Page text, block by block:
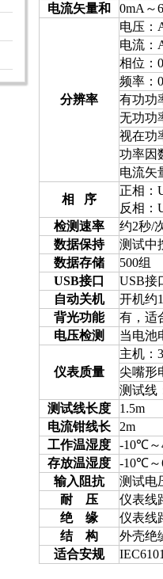
电流矢量和
0mA～
分辨率
电压：
电流：
相位：
频率：
有功功
无功功
视在功
功率因
电流矢
相
序
正相：
反相：
检测速率
约2秒/
数据保持
测试中
数据存储
500组
USB接口
USB接
自动关机
开机约
背光功能
有，适
电压检测
当电池
仪表质量
主机：
尖嘴形
测试线
测试线长度
1.5m
电流钳线长
2m
工作温湿度
-10℃～
存放温湿度
-10℃～
输入阻抗
测试电
耐
压
仪表线
绝
缘
仪表线
结
构
外壳绝
适合安规